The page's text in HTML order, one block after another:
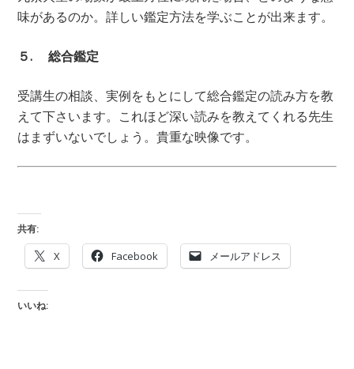
味があるのか。詳しい鑑定方法を学ぶことが出来ます。
５. 総合鑑定
受講生の相談、実例をもとにして総合鑑定の読み方を教
えて下さいます。これほど深い読みを教えてくれる先生
はまずいないでしょう。貴重な映像です。
共有:
X Facebook メールアドレス
いいね: